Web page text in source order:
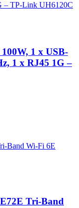
1 x USB-
1 x RJ45 1G –
Tri-Band